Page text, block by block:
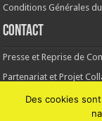
Conditions Générales
Contact
Presse et Reprise de
Partenariat et Projet
Remarque Bug ou Faute
Des cookies